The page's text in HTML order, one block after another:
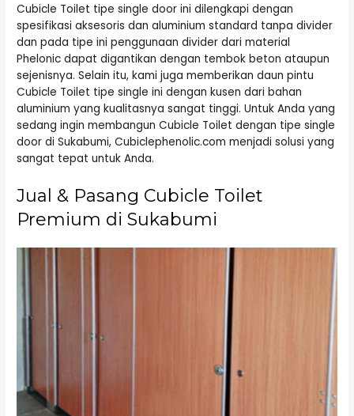
Cubicle Toilet tipe single door ini dilengkapi dengan
spesifikasi aksesoris dan aluminium standard tanpa divider
dan pada tipe ini penggunaan divider dari material
Phelonic dapat digantikan dengan tembok beton ataupun
sejenisnya. Selain itu, kami juga memberikan daun pintu
Cubicle Toilet tipe single ini dengan kusen dari bahan
aluminium yang kualitasnya sangat tinggi. Untuk Anda yang
sedang ingin membangun Cubicle Toilet dengan tipe single
door di Sukabumi, Cubiclephenolic.com menjadi solusi yang
sangat tepat untuk Anda.
Jual & Pasang Cubicle Toilet
Premium di Sukabumi